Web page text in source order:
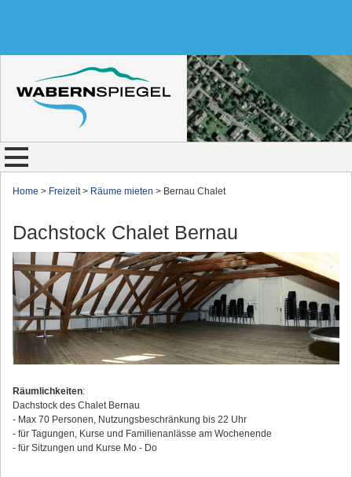
Home > Freizeit> Räume mieten > Bernau Chalet
Dachstock Chalet Bernau
Räumlichkeiten:
Dachstock des Chalet Bernau
- Max 70 Personen, Nutzungsbeschränkung bis 22 Uhr
- für Tagungen, Kurse und Familienanlässe am Wochenende
- für Sitzungen und Kurse Mo - Do